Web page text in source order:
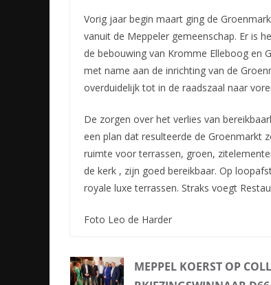
Vorig jaar begin maart ging de
vanuit de Meppeler gemeenschap. Er is
de bebouwing van Kromme Elleboog en
met name aan de inrichting van de
overduidelijk tot in de raadszaal naar
De zorgen over het verlies van
een plan dat resulteerde de Groenmarkt
ruimte voor terrassen, groen,
de kerk , zijn goed bereikbaar. Op
royale luxe terrassen. Straks voegt
Foto Leo de Harder
MEPPEL KOERST OP